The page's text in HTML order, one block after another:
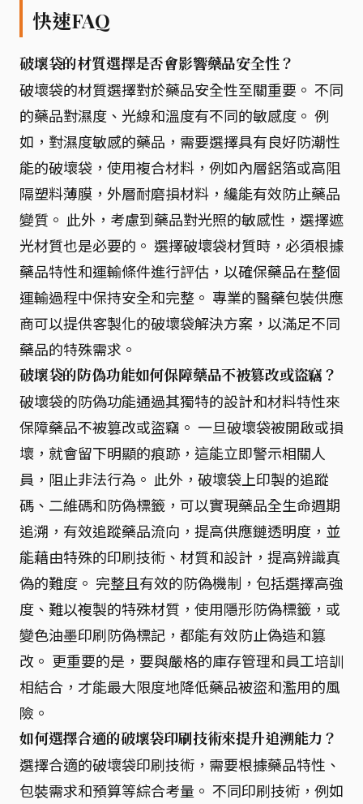
快速FAQ
破壞袋的材質選擇是否會影響藥品安全性？
破壞袋的材質選擇對於藥品安全性至關重要。 不同
的藥品對濕度、光線和溫度有不同的敏感度。 例
如，對濕度敏感的藥品，需要選擇具有良好防潮性
能的破壞袋，使用複合材料，例如內層鋁箔或高阻
隔塑料薄膜，外層耐磨損材料，纔能有效防止藥品
變質。 此外，考慮到藥品對光照的敏感性，選擇遮
光材質也是必要的。 選擇破壞袋材質時，必須根據
藥品特性和運輸條件進行評估，以確保藥品在整個
運輸過程中保持安全和完整。 專業的醫藥包裝供應
商可以提供客製化的破壞袋解決方案，以滿足不同
藥品的特殊需求。
破壞袋的防偽功能如何保障藥品不被篡改或盜竊？
破壞袋的防偽功能通過其獨特的設計和材料特性來
保障藥品不被篡改或盜竊。 一旦破壞袋被開啟或損
壞，就會留下明顯的痕跡，這能立即警示相關人
員，阻止非法行為。 此外，破壞袋上印製的追蹤
碼、二維碼和防偽標籤，可以實現藥品全生命週期
追溯，有效追蹤藥品流向，提高供應鏈透明度，並
能藉由特殊的印刷技術、材質和設計，提高辨識真
偽的難度。 完整且有效的防偽機制，包括選擇高強
度、難以複製的特殊材質，使用隱形防偽標籤，或
變色油墨印刷防偽標記，都能有效防止偽造和篡
改。 更重要的是，要與嚴格的庫存管理和員工培訓
相結合，才能最大限度地降低藥品被盜和濫用的風
險。
如何選擇合適的破壞袋印刷技術來提升追溯能力？
選擇合適的破壞袋印刷技術，需要根據藥品特性、
包裝需求和預算等綜合考量。 不同印刷技術，例如